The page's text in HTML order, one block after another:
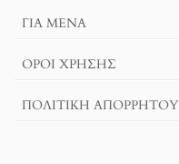
ΓΙΑ ΜΕΝΑ
ΌΡΟΙ ΧΡΗΣΗΣ
ΠΟΛΙΤΙΚΉ ΑΠΟΡΡΉΤΟΥ